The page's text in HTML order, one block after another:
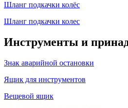
Шланг подкачки колёс
Шланг подкачки колес
Инструменты и
Знак аварийной остановки
Ящик для инструментов
Вещевой ящик